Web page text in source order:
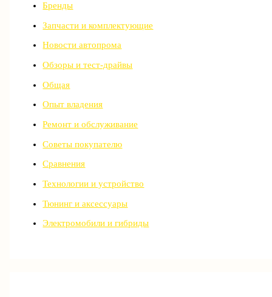
Бренды
Запчасти и комплектующие
Новости автопрома
Обзоры и тест-драйвы
Общая
Опыт владения
Ремонт и обслуживание
Советы покупателю
Сравнения
Технологии и устройство
Тюнинг и аксессуары
Электромобили и гибриды